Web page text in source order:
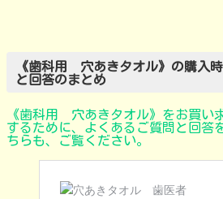
《歯科用 穴あきタオル》の購入
と回答のまとめ
《歯科用 穴あきタオル》をお買い
するために、よくあるご質問と回答
ちらも、ご覧ください。